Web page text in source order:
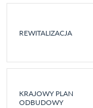
REWITALIZACJA
KRAJOWY PLAN
ODBUDOWY